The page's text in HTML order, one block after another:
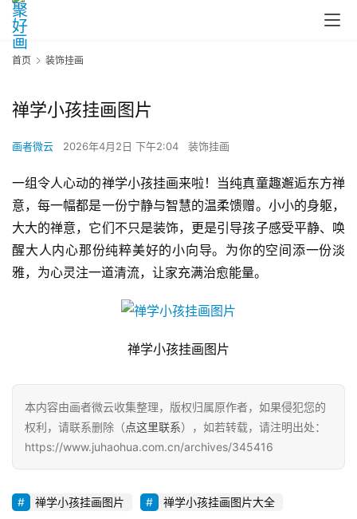
首页 装饰挂画
禅学小孩挂画图片
画者微云 2026年4月2日 下午2:04 装饰挂画
一组令人心动的禅学小孩挂画来啦！当纯真童趣邂逅东方禅
意，每一幅都是一份宁静与智慧的温柔馈赠。小小的身躯，
大大的禅意，它们不只是装饰，更是引导孩子感受平静、唤
醒大人内心那份纯粹美好的小向导。为你的空间添一份淡
雅，为心灵注一道清流，让家充满治愈能量。
禅学小孩挂画图片
本内容由画者微云收集整理，版权归属原作者，如果侵犯您的
权利，请联系删除（点这里联系），如若转载，请注明出处：
https://www.juhaohua.com.cn/archives/345416
禅学小孩挂画图片 禅学小孩挂画图片大全